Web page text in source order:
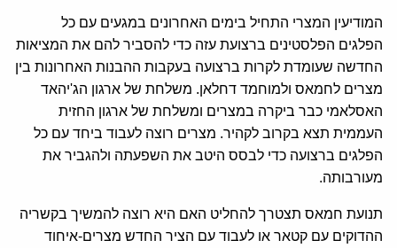
המודיעין המצרי התחיל בימים האחרונים במגעים עם כל
הפלגים הפלסטינים ברצועת עזה כדי להסביר להם את המציאות
החדשה שעומדת לקרות ברצועה בעקבות ההבנות האחרונות בין
מצרים לחמאס ולמוחמד דחלאן. משלחת של ארגון הג'יהאד
האסלאמי כבר ביקרה במצרים ומשלחת של ארגון החזית
העממית תצא בקרוב לקהיר. מצרים רוצה לעבוד ביחד עם כל
הפלגים ברצועה כדי לבסס היטב את השפעתה ולהגביר את
מעורבותה.
תנועת חמאס תצטרך להחליט האם היא רוצה להמשיך בקשריה
ההדוקים עם קטאר או לעבוד עם הציר החדש מצרים-איחוד